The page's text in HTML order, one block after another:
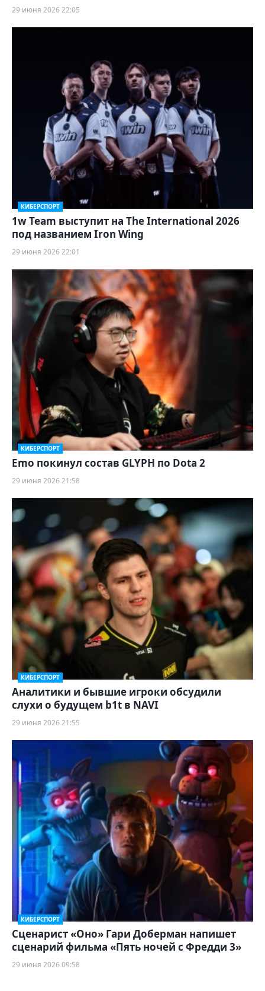
29 июня 2026 22:05
КИБЕРСПОРТ
1w Team выступит на The International 2026
под названием Iron Wing
29 июня 2026 22:01
КИБЕРСПОРТ
Emo покинул состав GLYPH по Dota 2
29 июня 2026 21:58
КИБЕРСПОРТ
Аналитики и бывшие игроки обсудили
слухи о будущем b1t в NAVI
29 июня 2026 21:55
КИБЕРСПОРТ
Сценарист «Оно» Гари Доберман напишет
сценарий фильма «Пять ночей с Фредди 3»
29 июня 2026 09:58